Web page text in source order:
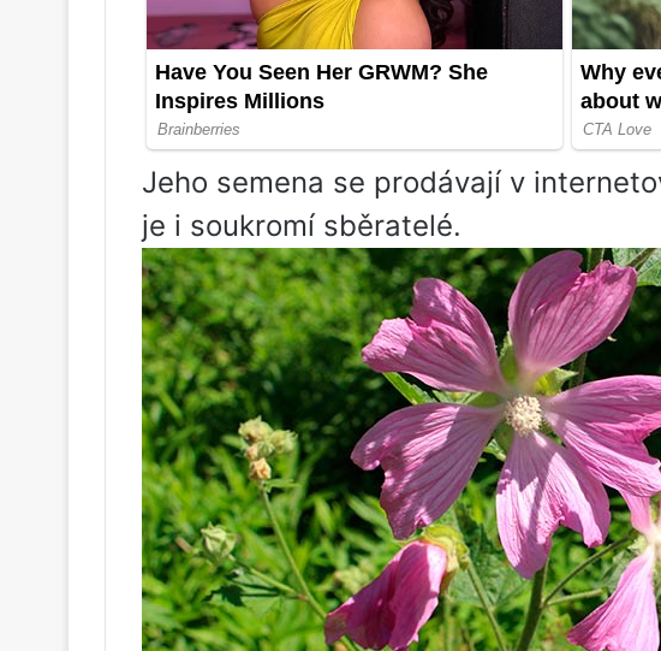
Jeho semena se prodávají v
je i soukromí sběratelé.